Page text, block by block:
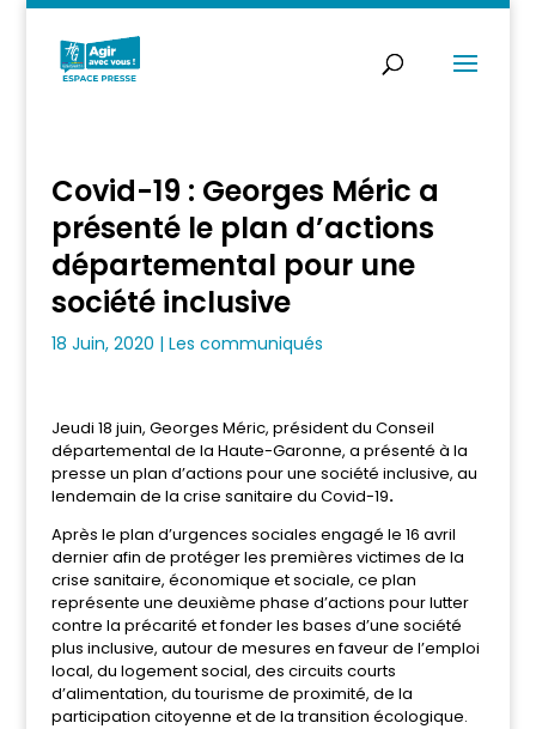
Covid-19 : Georges Méric a
présenté le plan d’actions
départemental pour une
société inclusive
18 Juin, 2020 | Les communiqués
Jeudi 18 juin, Georges Méric, président du Conseil
départemental de la Haute-Garonne, a présenté à la
presse un plan d’actions pour une société inclusive, au
lendemain de la crise sanitaire du Covid-19.
Après le plan d’urgences sociales engagé le 16 avril
dernier afin de protéger les premières victimes de la
crise sanitaire, économique et sociale, ce plan
représente une deuxième phase d’actions pour lutter
contre la précarité et fonder les bases d’une société
plus inclusive, autour de mesures en faveur de l’emploi
local, du logement social, des circuits courts
d’alimentation, du tourisme de proximité, de la
participation citoyenne et de la transition écologique.